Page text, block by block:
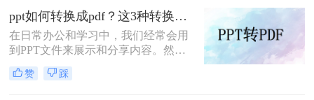
式是种不错的选择，因为PDF文件比
较文档，兼容性强，打印效果也十分
好，那么ppt怎么转pdf文件免费呢？
下面就让我们来看看ppt文件转pdf文
件的方法吧。
ppt如何转换成pdf？这3种转换方法你该学会！
在日常办公和学习中，我们经常会用
到PPT文件来展示和分享内容。然
而，有时候我们需要将PPT文件转换
成PDF格式，以方便打印、编辑或分
赞 踩